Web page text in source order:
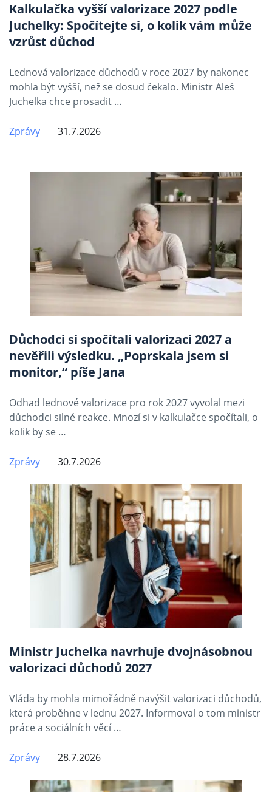
Kalkulačka vyšší valorizace 2027 podle
Juchelky: Spočítejte si, o kolik vám může
vzrůst důchod
Lednová valorizace důchodů v roce 2027 by nakonec
mohla být vyšší, než se dosud čekalo. Ministr Aleš
Juchelka chce prosadit …
Zprávy 31.7.2026
Důchodci si spočítali valorizaci 2027 a
nevěřili výsledku. „Poprskala jsem si
monitor,“ píše Jana
Odhad lednové valorizace pro rok 2027 vyvolal mezi
důchodci silné reakce. Mnozí si v kalkulačce spočítali, o
kolik by se …
Zprávy 30.7.2026
Ministr Juchelka navrhuje dvojnásobnou
valorizaci důchodů 2027
Vláda by mohla mimořádně navýšit valorizaci důchodů,
která proběhne v lednu 2027. Informoval o tom ministr
práce a sociálních věcí …
Zprávy 28.7.2026